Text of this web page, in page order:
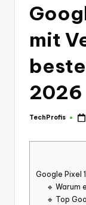
mit
2026
Posted
TechProfis
Google Pixel
🔹 Warum
🔹 Top